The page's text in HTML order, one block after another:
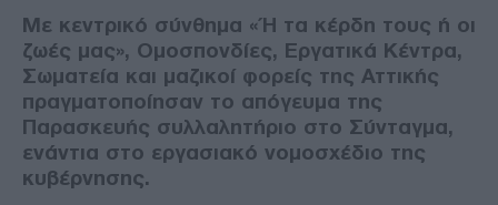
Με κεντρικό σύνθημα «Ή τα κέρδη τους ή οι
ζωές μας», Ομοσπονδίες, Εργατικά Κέντρα,
Σωματεία και μαζικοί φορείς της Αττικής
πραγματοποίησαν το απόγευμα της
Παρασκευής συλλαλητήριο στο Σύνταγμα,
ενάντια στο εργασιακό νομοσχέδιο της
κυβέρνησης.